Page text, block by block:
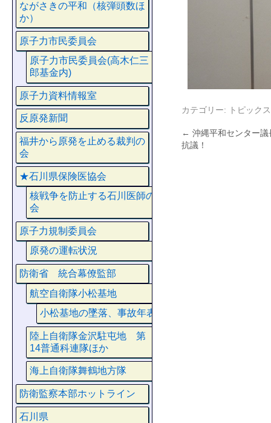
カテゴリー: トピックス
← 沖縄平和センター
抗議！
ながさきの平和（核弾頭数ほ
か）
原子力市民委員会
原子力市民委員会(高木仁三
郎基金内)
原子力資料情報室
反原発新聞
福井から原発を止める裁判の
会
★石川県保険医協会
核戦争を防止する石川医師の
会
原子力規制委員会
原発の運転状況
防衛省 統合幕僚監部
航空自衛隊小松基地
小松基地の墜落、事故年表
陸上自衛隊金沢駐屯地 第
14普通科連隊ほか
海上自衛隊舞鶴地方隊
防衛監察本部ホットライン
石川県